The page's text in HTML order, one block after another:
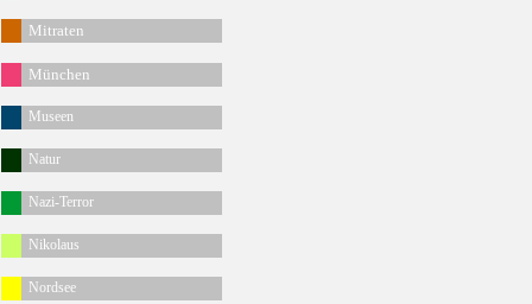
Mitraten
München
Museen
Natur
Nazi-Terror
Nikolaus
Nordsee